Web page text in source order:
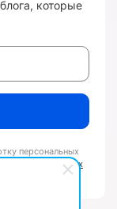
которые
персональных
персональных